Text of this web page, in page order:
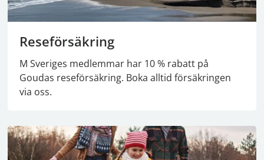
Reseförsäkring
M Sveriges medlemmar har 10 % rabatt på
Goudas reseförsäkring. Boka alltid försäkringen
via oss.